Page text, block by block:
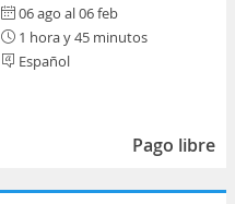
06 ago al 06 feb
1 hora y 45 minutos
Español
Pago libre